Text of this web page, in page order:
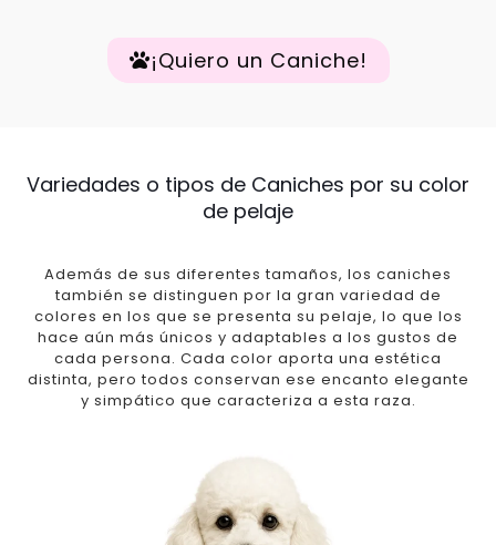
¡Quiero un Caniche!
Variedades o tipos de Caniches por su color
de pelaje
Además de sus diferentes tamaños, los caniches
también se distinguen por la gran variedad de
colores en los que se presenta su pelaje, lo que los
hace aún más únicos y adaptables a los gustos de
cada persona. Cada color aporta una estética
distinta, pero todos conservan ese encanto elegante
y simpático que caracteriza a esta raza.